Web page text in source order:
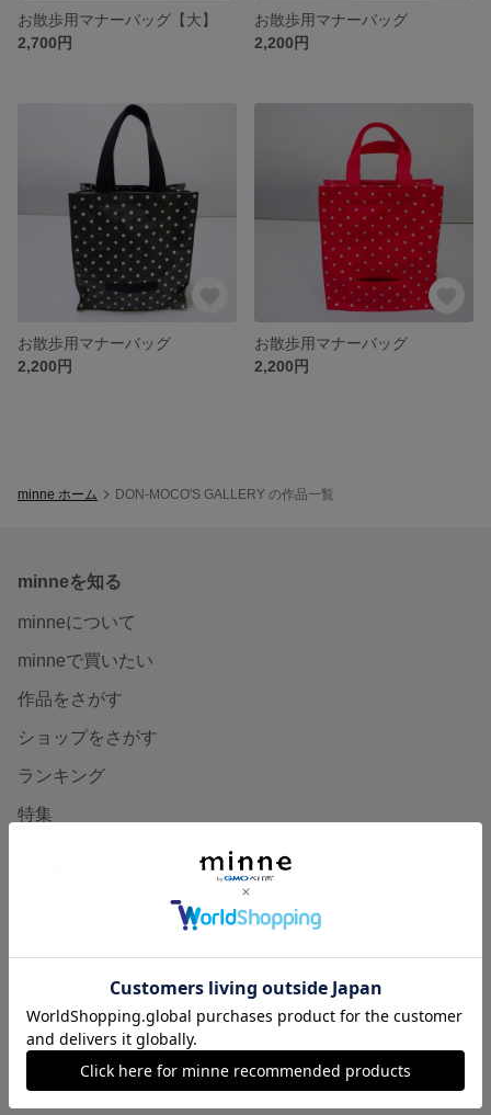
お散歩用マナーバッグ【大】
2,700円
お散歩用マナーバッグ
2,200円
お散歩用マナーバッグ
2,200円
お散歩用マナーバッグ
2,200円
minne ホーム DON-MOCO'S GALLERY の作品一覧
minneを知る
minneについて
minneで買いたい
作品をさがす
ショップをさがす
ランキング
特集
ヴィンテージ販売
ダウンロード販売
minne PLUS
minne LAB